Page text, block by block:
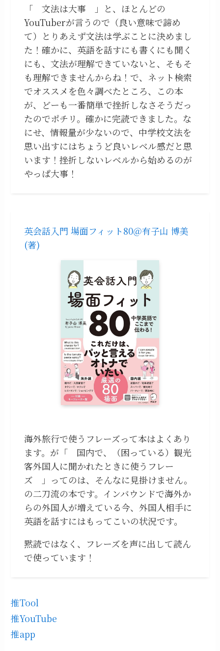
「 文法は大事 」と、ほとんどの
YouTuberが言うので（良い意味で諦め
て）とりあえず文法は学ぶことに決めまし
た！確かに、英語を話すにも書くにも聞く
にも、文法が理解できていないと、そもそ
も理解できませんからね！で、ネット検索
でオススメを色々調べたところ、この本
が、どーも一番簡単で挫折しなさそうだっ
たのでポチリ。確かに完読できました。な
にせ、情報量が少ないので、中学校文法を
思い出すにはちょうど良いレベル感だと思
います！挫折しないレベルから始めるのが
やっぱ大事！
英会話入門 場面フィット80＠有子山 博美
(著)
海外旅行で使うフレーズって本はよくあり
ます。が「 国内で、（困っている）観光
客外国人に聞かれたときに使うフレー
ズ 」ってのは、そんなに見掛けません。
の二刀流の本です。インバウンドで海外か
らの外国人が増えている今、外国人相手に
英語を話すにはもってこいの状況です。
黙読ではなく、フレーズを声に出して読ん
で使っています！
推Tool
推YouTube
推app